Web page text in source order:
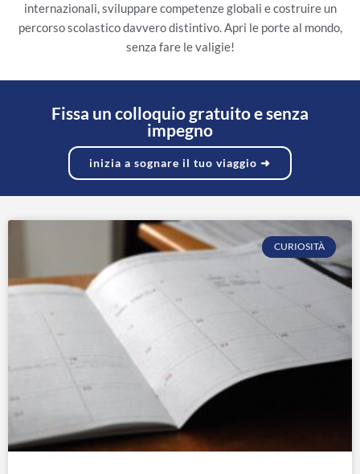
internazionali, sviluppare competenze globali e costruire un
percorso scolastico davvero distintivo. Apri le porte al mondo,
senza fare le valigie!
Fissa un colloquio gratuito e senza
impegno
inizia a sognare il tuo viaggio ➜
CURIOSITÀ